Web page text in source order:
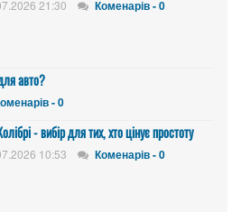
21:30 Коменарів - 0
авто?
- 0
- вибір для тих, хто цінує простоту
10:53 Коменарів - 0